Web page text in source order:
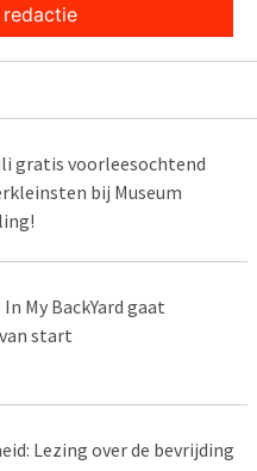
gratis voorleesochtend
bij Museum
In My BackYard gaat
start
Lezing over de bevrijding